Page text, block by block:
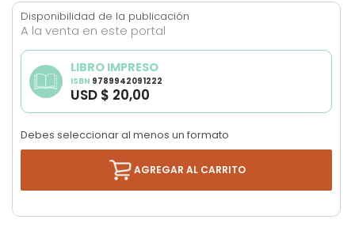
to
the
beginning
of
the
images
gallery
Disponibilidad de la publicación
A la venta en este portal
LIBRO IMPRESO
ISBN 9789942091222
USD $ 20,00
Debes seleccionar al menos un formato
AGREGAR AL CARRITO